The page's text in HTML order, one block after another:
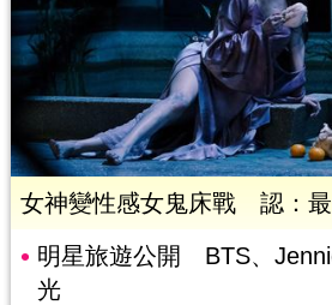
女神變性感女鬼床戰 認：
明星旅遊公開 BTS、
光